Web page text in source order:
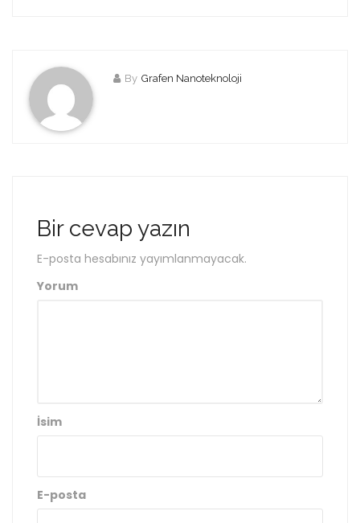
By Grafen Nanoteknoloji
Bir cevap yazın
E-posta hesabınız yayımlanmayacak.
Yorum
İsim
E-posta